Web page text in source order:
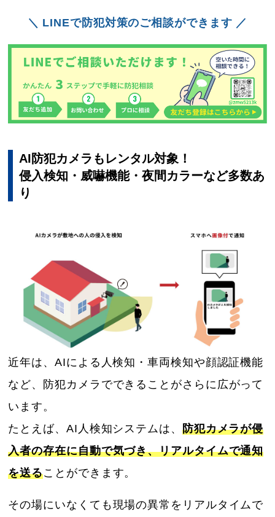
＼ LINEで防犯対策のご相談ができます ／
AI防犯カメラもレンタル対象！
侵入検知・威嚇機能・夜間カラーなど多数あ
り
近年は、AIによる人検知・車両検知や顔認証機能
など、防犯カメラでできることがさらに広がって
います。
たとえば、AI人検知システムは、 防犯カメラが侵
入者の存在に自動で気づき、リアルタイムで通知
を送ることができます。
その場にいなくても現場の異常をリアルタイムで